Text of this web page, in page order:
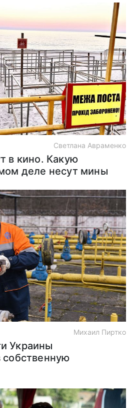
Светлана Авраменко
в кино. Какую
деле несут мины
Михаил Пиртко
Украины
собственную